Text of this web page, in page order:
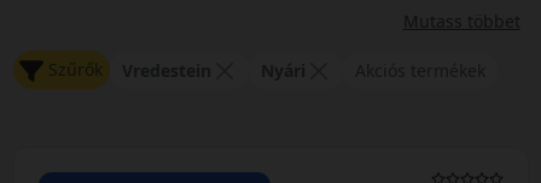
század eleje óta foglakozik gumigyártással. Az innováció
folyamatos lételeme a cégnek, amivel elérte, hogy mára az első
osztályú gumiabroncsok vezető európai gyártói közé soroljá k.
Mutass többet
Szűrők